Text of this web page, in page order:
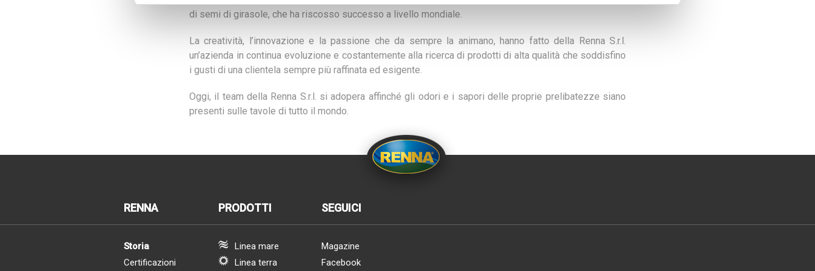
di semi di girasole, che ha riscosso successo a livello mondiale.
La creatività, l’innovazione e la passione che da sempre la animano, hanno fatto della Renna S.r.l.
un’azienda in continua evoluzione e costantemente alla ricerca di prodotti di alta qualità che soddisfino
i gusti di una clientela sempre più raffinata ed esigente.
Oggi, il team della Renna S.r.l. si adopera affinché gli odori e i sapori delle proprie prelibatezze siano
presenti sulle tavole di tutto il mondo.
RENNA
Storia
Certificazioni
PRODOTTI
Linea mare
Linea terra
SEGUICI
Magazine
Facebook